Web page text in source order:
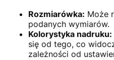
Rozmiarówka: Może
podanych wymiarów.
Kolorystyka nadruku:
się od tego, co
zależności od